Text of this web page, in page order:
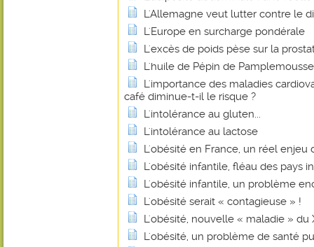
L'Allemagne veut lutter contre le
L'Europe en surcharge pondérale
L'excès de poids pèse sur la
L'huile de Pépin de Pamplemousse
L'importance des maladies
café diminue-t-il le risque ?
L'intolérance au gluten...
L'intolérance au lactose
L'obésité en France, un réel enjeu
L'obésité infantile, fléau des pays
L'obésité infantile, un problème
L'obésité serait « contagieuse » !
L'obésité, nouvelle « maladie » du
L'obésité, un problème de santé